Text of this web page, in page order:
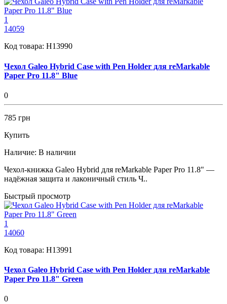
1
14059
Код товара: H13990
Чехол Galeo Hybrid Case with Pen Holder для reMarkable
Paper Pro 11.8" Blue
0
785 грн
Купить
Наличие: В наличии
Чехол-книжка Galeo Hybrid для reMarkable Paper Pro 11.8" —
надёжная защита и лаконичный стиль Ч..
Быстрый просмотр
1
14060
Код товара: H13991
Чехол Galeo Hybrid Case with Pen Holder для reMarkable
Paper Pro 11.8" Green
0